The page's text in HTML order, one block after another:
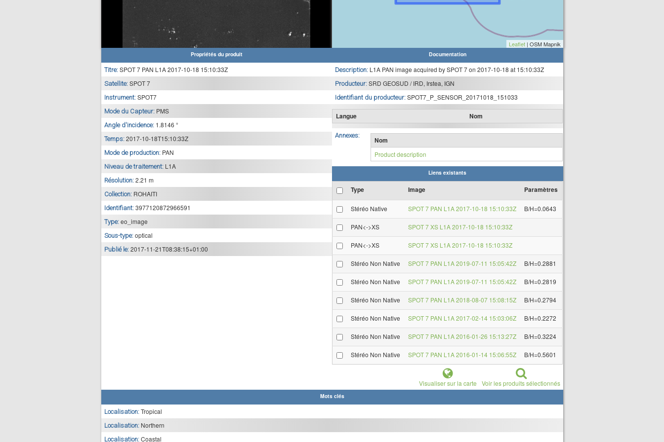
Leaflet| OSM Mapnik
Propriétés du produit
Titre: SPOT 7 PAN L1A 2017-10-18 15:10:33Z
Satellite: SPOT 7
Instrument: SPOT7
Mode du Capteur: PMS
Angle d'incidence: 1.8146 °
Temps: 2017-10-18T15:10:33Z
Mode de production: PAN
Niveau de traitement: L1A
Résolution: 2.21 m
Collection: ROHAITI
Identifiant: 3977120872966591
Type: eo_image
Sous-type: optical
Publié le: 2017-11-21T08:38:15+01:00
Documentation
Description: L1A PAN image acquired by SPOT 7 on 2017-10-18 at 15:10:33Z
Producteur: SRD GEOSUD / IRD, Irstea, IGN
Identifiant du producteur: SPOT7_P_SENSOR_20171018_151033
Langue Nom
Annexes:
Nom
Product description
Liens existants
Type Image Paramètres
Stéréo Native SPOT 7 PAN L1A 2017-10-18 15:10:33Z B/H=0.0643
PAN<->XS SPOT 7 XS L1A 2017-10-18 15:10:33Z
PAN<->XS SPOT 7 XS L1A 2017-10-18 15:10:33Z
Stéréo Non Native SPOT 7 PAN L1A 2019-07-11 15:05:42Z B/H=0.2881
Stéréo Non Native SPOT 7 PAN L1A 2019-07-11 15:05:42Z B/H=0.2819
Stéréo Non Native SPOT 7 PAN L1A 2018-08-07 15:08:15Z B/H=0.2794
Stéréo Non Native SPOT 7 PAN L1A 2017-02-14 15:03:06Z B/H=0.2272
Stéréo Non Native SPOT 7 PAN L1A 2016-01-26 15:13:27Z B/H=0.3224
Stéréo Non Native SPOT 7 PAN L1A 2016-01-14 15:06:55Z B/H=0.5601
Visualiser sur la carte Voir les produits sélectionnés
Mots clés
Localisation: Tropical
Localisation: Northern
Localisation: Coastal